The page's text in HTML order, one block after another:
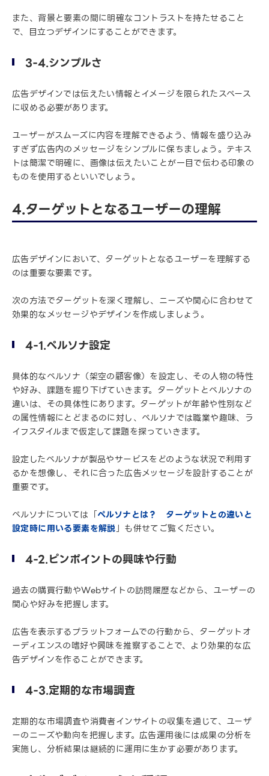
また、背景と要素の間に明確なコントラストを持たせること
で、目立つデザインにすることができます。
3-4.シンプルさ
広告デザインでは伝えたい情報とイメージを限られたスペース
に収める必要があります。
ユーザーがスムーズに内容を理解できるよう、情報を盛り込み
すぎず広告内のメッセージをシンプルに保ちましょう。テキス
トは簡潔で明確に、画像は伝えたいことが一目で伝わる印象の
ものを使用するといいでしょう。
4.ターゲットとなるユーザーの理解
広告デザインにおいて、ターゲットとなるユーザーを理解する
のは重要な要素です。
次の方法でターゲットを深く理解し、ニーズや関心に合わせて
効果的なメッセージやデザインを作成しましょう。
4-1.ペルソナ設定
具体的なペルソナ（架空の顧客像）を設定し、その人物の特性
や好み、課題を掘り下げていきます。ターゲットとペルソナの
違いは、その具体性にあります。ターゲットが年齢や性別など
の属性情報にとどまるのに対し、ペルソナでは職業や趣味、ラ
イフスタイルまで仮定して課題を探っていきます。
設定したペルソナが製品やサービスをどのような状況で利用す
るかを想像し、それに合った広告メッセージを設計することが
重要です。
ペルソナについては「ペルソナとは？ ターゲットとの違いと
設定時に用いる要素を解説」も併せてご覧ください。
4-2.ピンポイントの興味や行動
過去の購買行動やWebサイトの訪問履歴などから、ユーザーの
関心や好みを把握します。
広告を表示するプラットフォームでの行動から、ターゲットオ
ーディエンスの嗜好や興味を推察することで、より効果的な広
告デザインを作ることができます。
4-3.定期的な市場調査
定期的な市場調査や消費者インサイトの収集を通じて、ユーザ
ーのニーズや動向を把握します。広告運用後には成果の分析を
実施し、分析結果は継続的に運用に生かす必要があります。